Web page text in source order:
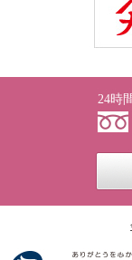
24時